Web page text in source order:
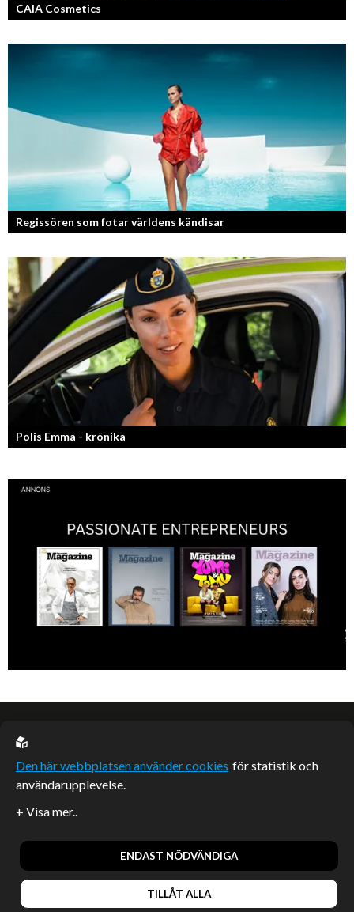
CAIA Cosmetics
Skönhet är bra självkänsla och ett vackert leende enligt grundarna av
Regissören som fotar världens kändisar
Fotografen och regissören Peter Svenson har en lång meritlista och är
ett sant bevis på att om man tror på sig själv och...
Polis Emma - krönika
Kan jag snälla få prata med dig igen, för du va så bra att prata med.
EU casino
Artiklar publicerade på webbplatsen som inte är märkta
redaktionellt är betalda samarbeten.
© 2026, Enterprise Magazine
Den här webbplatsen använder cookies för statistik och
användarupplevelse.
ENDAST NÖDVÄNDIGA
TILLÅT ALLA